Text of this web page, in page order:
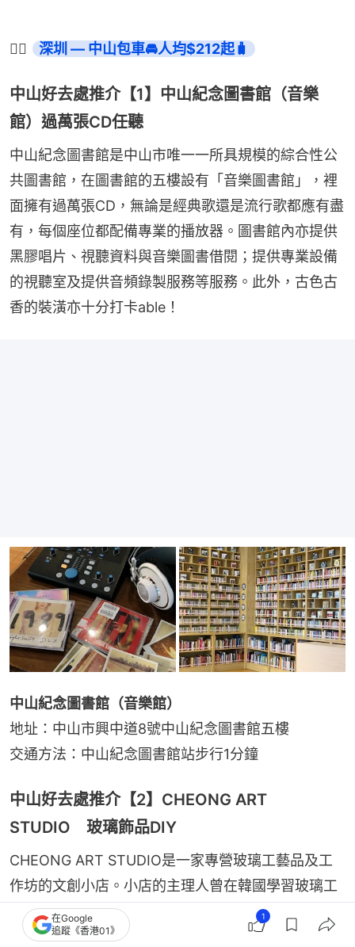
👉🏻 深圳 — 中山包車🚘人均$212起🧳
中山好去處推介【1】中山紀念圖書館（音樂
館）過萬張CD任聽
中山紀念圖書館是中山市唯一一所具規模的綜合性公
共圖書館，在圖書館的五樓設有「音樂圖書館」，裡
面擁有過萬張CD，無論是經典歌還是流行歌都應有盡
有，每個座位都配備專業的播放器。圖書館內亦提供
黑膠唱片、視聽資料與音樂圖書借閱；提供專業設備
的視聽室及提供音頻錄製服務等服務。此外，古色古
香的裝潢亦十分打卡able！
中山紀念圖書館（音樂館）
地址：中山市興中道8號中山紀念圖書館五樓
交通方法：中山紀念圖書館站步行1分鐘
中山好去處推介【2】CHEONG ART
STUDIO 玻璃飾品DIY
CHEONG ART STUDIO是一家專營玻璃工藝品及工
作坊的文創小店。小店的主理人曾在韓國學習玻璃工
藝，後來開設工作室售賣玻璃工藝飾品及舉辦工作
坊，吸引不少當地人前往！主理人會一步一步協助教
在Google
追蹤《香港01》
1